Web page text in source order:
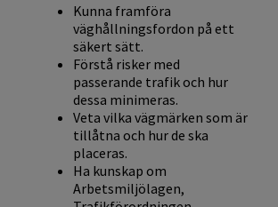
Kunna framföra
väghållningsfordon på ett
säkert sätt.
Förstå risker med
passerande trafik och hur
dessa minimeras.
Veta vilka vägmärken som är
tillåtna och hur de ska
placeras.
Ha kunskap om
Arbetsmiljölagen,